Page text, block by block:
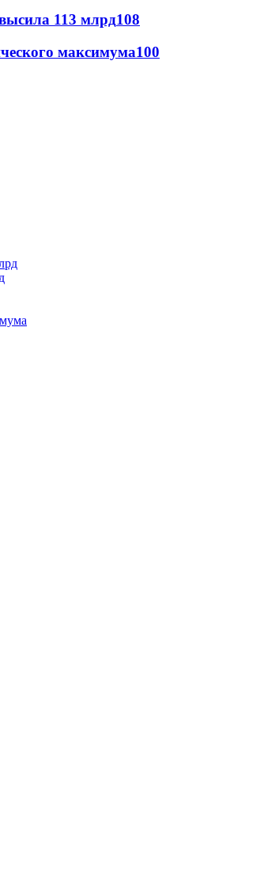
113 млрд108
максимума100